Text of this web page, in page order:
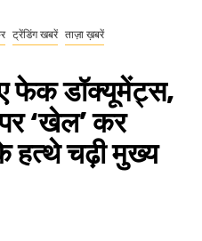
ट्रेंडिंग खबरें ताज़ा ख़बरें
फेक डॉक्यूमेंट्स,
‘खेल’ कर
हत्थे चढ़ी मुख्य